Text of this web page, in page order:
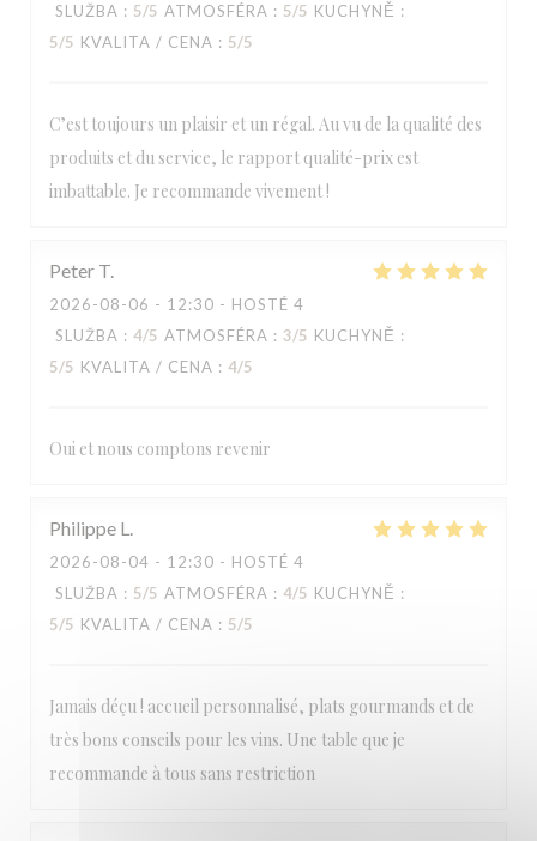
SLUŽBA : 5/5 ATMOSFÉRA : 5/5 KUCHYNĚ :
5/5 KVALITA / CENA : 5/5
C’est toujours un plaisir et un régal. Au vu de la qualité des
produits et du service, le rapport qualité-prix est
imbattable. Je recommande vivement !
Peter T
2026-08-06 - 12:30 - HOSTÉ 4
SLUŽBA : 4/5 ATMOSFÉRA : 3/5 KUCHYNĚ :
5/5 KVALITA / CENA : 4/5
Oui et nous comptons revenir
Philippe L
2026-08-04 - 12:30 - HOSTÉ 4
SLUŽBA : 5/5 ATMOSFÉRA : 4/5 KUCHYNĚ :
5/5 KVALITA / CENA : 5/5
Jamais déçu ! accueil personnalisé, plats gourmands et de
très bons conseils pour les vins. Une table que je
recommande à tous sans restriction